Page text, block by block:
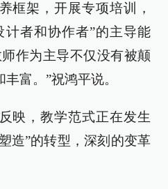
框架，开展专项培训，
计者和协作者”的主导能
作为主导不仅没有被颠
富。”祝鸿平说。
映，教学范式正在发生
造”的转型，深刻的变革